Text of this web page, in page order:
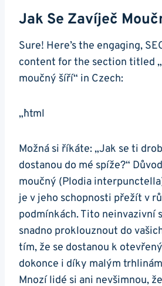
Jak Se Zavíječ
Sure! Here’s the engaging,
content for the section titled
moučný šíří“ ⁣in Czech:
„`html
Možná si říkáte: „Jak se​ ti
dostanou do mé spíže?“
moučný (Plodia
je v jeho schopnosti přežít v
podmínkách. Tito neinvazivní
snadno proklouznout do
tím,‌ že se dostanou k
dokonce i díky malým
Mnozí lidé si ani​ nevšimnou,